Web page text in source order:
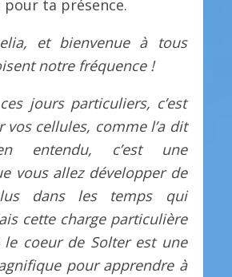
pour ta présence.
et bienvenue à tous
notre fréquence !
jours particuliers, c’est
vos cellules, comme l’a dit
entendu, c’est une
vous allez développer de
dans les temps qui
cette charge particulière
le coeur de Solter est une
pour apprendre à